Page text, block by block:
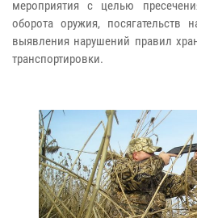
мероприятия с целью
оборота оружия, посягательств
выявления нарушений правил
транспортировки.